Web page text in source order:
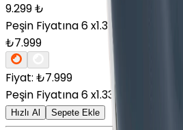
9.299₺
Peşin Fiyatına6x1.333,17
₺7.999
Fiyat: ₺7.999
Peşin Fiyatına6x1.333,17
Hızlı Al Sepete Ekle